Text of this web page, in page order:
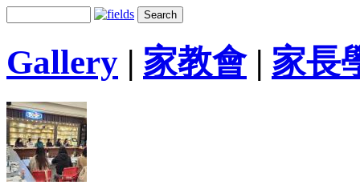
Gallery | 家教會| 家長